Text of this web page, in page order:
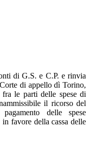
di G.S. e C.P. e rinvia
di appello dì Torino,
fra le parti delle spese di
il ricorso del
delle spese
favore della cassa delle